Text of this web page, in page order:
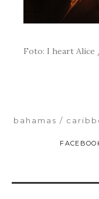
Foto: I heart Alice
bahamas